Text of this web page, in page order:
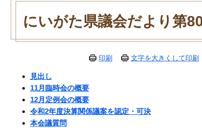
本
にいがた県議会だより第
印刷 文字を大きくして印刷
見出し
11月臨時会の概要
12月定例会の概要
令和2年度決算関係議案を認定・可決
本会議質問